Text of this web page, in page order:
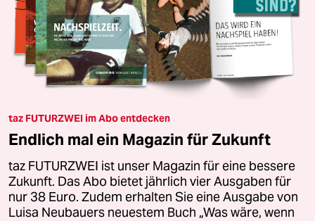
taz FUTURZWEI im Abo entdecken
Endlich mal ein Magazin für Zukunft
taz FUTURZWEI ist unser Magazin für eine bessere
Zukunft. Das Abo bietet jährlich vier Ausgaben für
nur 38 Euro. Zudem erhalten Sie eine Ausgabe von
Luisa Neubauers neuestem Buch „Was wäre, wenn